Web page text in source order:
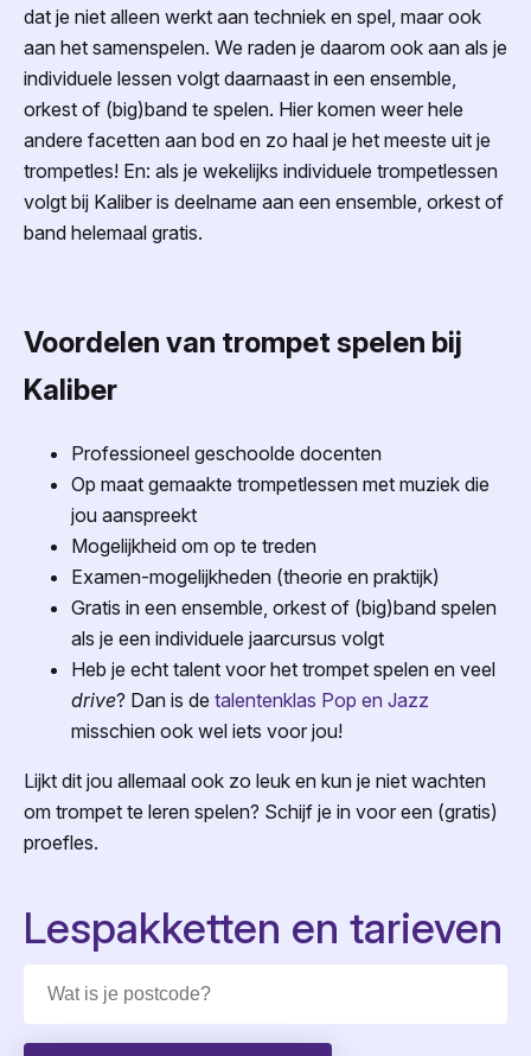
dat je niet alleen werkt aan techniek en spel, maar ook
aan het samenspelen. We raden je daarom ook aan als je
individuele lessen volgt daarnaast in een ensemble,
orkest of (big)band te spelen. Hier komen weer hele
andere facetten aan bod en zo haal je het meeste uit je
trompetles! En: als je wekelijks individuele trompetlessen
volgt bij Kaliber is deelname aan een ensemble, orkest of
band helemaal gratis.
Voordelen van trompet spelen bij
Kaliber
Professioneel geschoolde docenten
Op maat gemaakte trompetlessen met muziek die
jou aanspreekt
Mogelijkheid om op te treden
Examen-mogelijkheden (theorie en praktijk)
Gratis in een ensemble, orkest of (big)band spelen
als je een individuele jaarcursus volgt
Heb je echt talent voor het trompet spelen en veel
drive? Dan is de talentenklas Pop en Jazz
misschien ook wel iets voor jou!
Lijkt dit jou allemaal ook zo leuk en kun je niet wachten
om trompet te leren spelen? Schijf je in voor een (gratis)
proefles.
Lespakketten en tarieven